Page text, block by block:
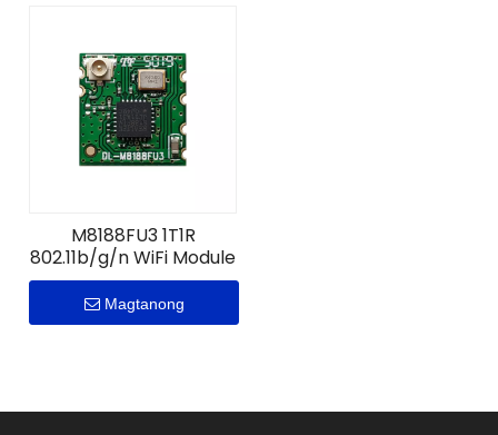
M8188FU3 1T1R
802.11b/g/n WiFi Module
Magtanong